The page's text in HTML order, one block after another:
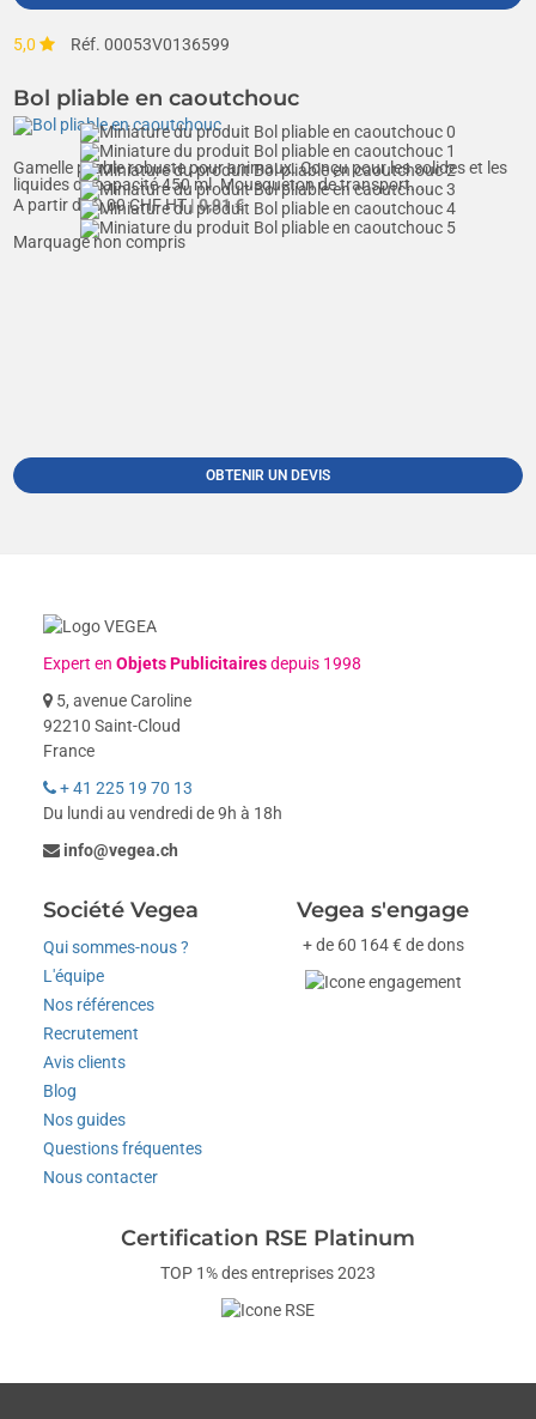
5,0 Réf. 00053V0136599
Bol pliable en caoutchouc
Gamelle pliable robuste pour animaux. Conçu pour les solides et les
liquides de capacité 450 ml. Mousqueton de transport...
A partir de0,00CHF HT| 0,91 €
Marquage non compris
OBTENIR UN DEVIS
Expert enObjets Publicitairesdepuis 1998
5, avenue Caroline
92210 Saint-Cloud
France
+ 41 225 19 70 13
Du lundi au vendredi de 9h à 18h
info@vegea.ch
Société Vegea
Qui sommes-nous ?
L'équipe
Nos références
Recrutement
Avis clients
Blog
Nos guides
Questions fréquentes
Nous contacter
Vegea s'engage
+ de 60 164 € de dons
Certification RSE Platinum
TOP 1% des entreprises 2023